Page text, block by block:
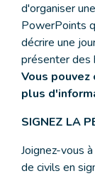
d'organiser
PowerPoints
décrire une
présenter des
Vous
plus
SIGNEZ LA
Joignez-vous
de civils en